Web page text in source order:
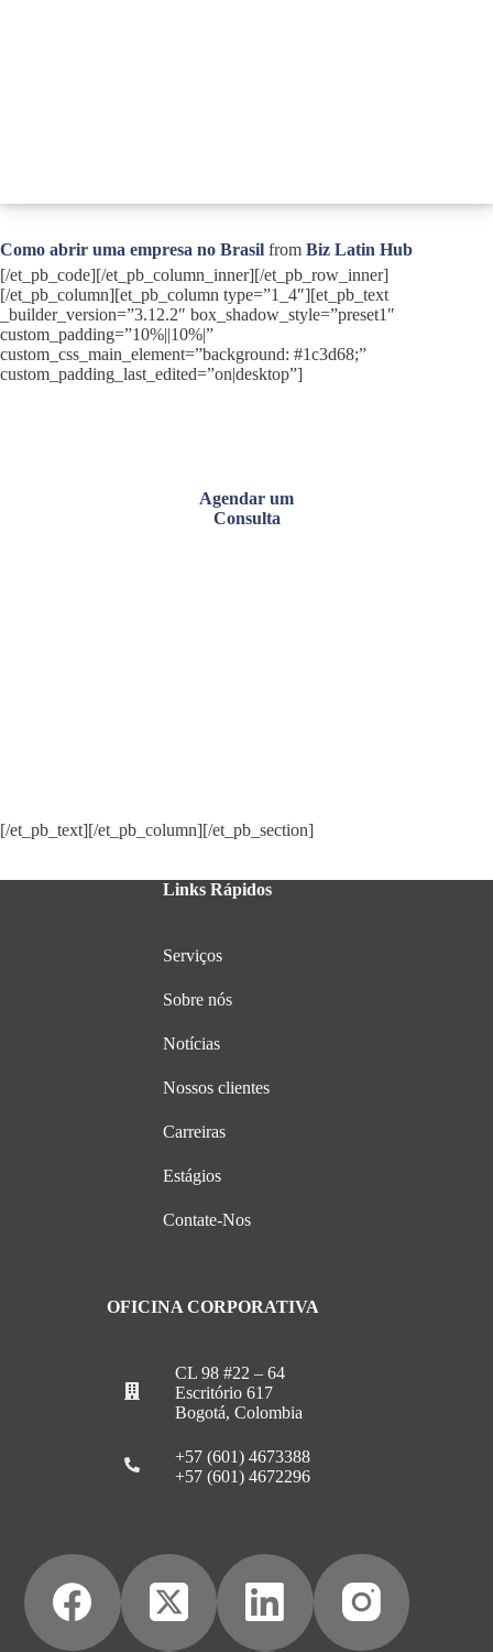
Como abrir uma empresa no Brasil from Biz Latin Hub
[/et_pb_code][/et_pb_column_inner][/et_pb_row_inner]
[/et_pb_column][et_pb_column type=”1_4″][et_pb_text
_builder_version=”3.12.2″ box_shadow_style=”preset1″
custom_padding=”10%||10%|”
custom_css_main_element=”background: #1c3d68;”
custom_padding_last_edited=”on|desktop”]
Agendar um
Consulta
[/et_pb_text][/et_pb_column][/et_pb_section]
Links Rápidos
Serviços
Sobre nós
Notícias
Nossos clientes
Carreiras
Estágios
Contate-Nos
OFICINA CORPORATIVA
CL 98 #22 – 64
Escritório 617
Bogotá, Colombia
+57 (601) 4673388
+57 (601) 4672296